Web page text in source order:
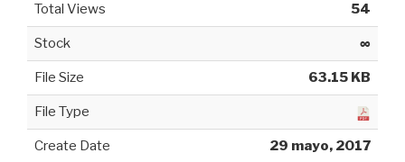
Total Views 54
Stock ∞
File Size 63.15 KB
File Type
Create Date 29 mayo, 2017